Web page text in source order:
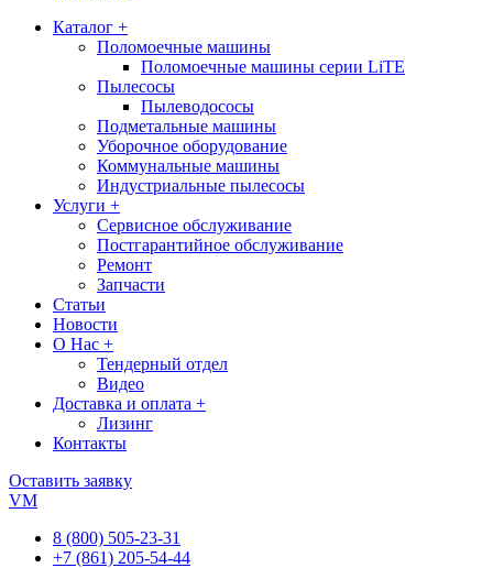
Каталог +
Поломоечные машины
Поломоечные машины серии LiTE
Пылесосы
Пылеводососы
Подметальные машины
Уборочное оборудование
Коммунальные машины
Индустриальные пылесосы
Услуги +
Сервисное обслуживание
Постгарантийное обслуживание
Ремонт
Запчасти
Статьи
Новости
О Нас +
Тендерный отдел
Видео
Доставка и оплата +
Лизинг
Контакты
Оставить заявку
VM
8 (800) 505-23-31
+7 (861) 205-54-44